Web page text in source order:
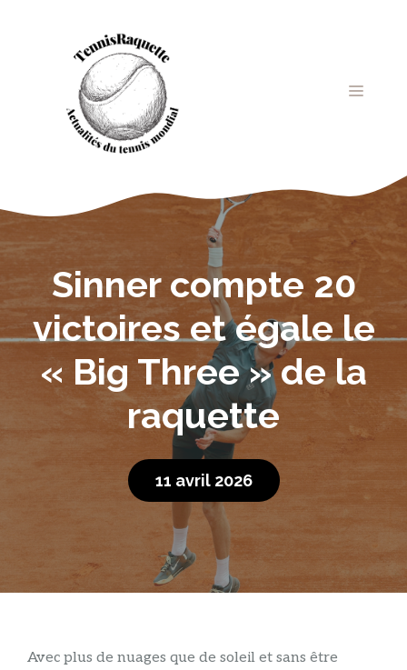
MENU
Sinner compte 20
victoires et égale le
« Big Three » de la
raquette
11 avril 2026
Avec plus de nuages ​​que de soleil et sans être